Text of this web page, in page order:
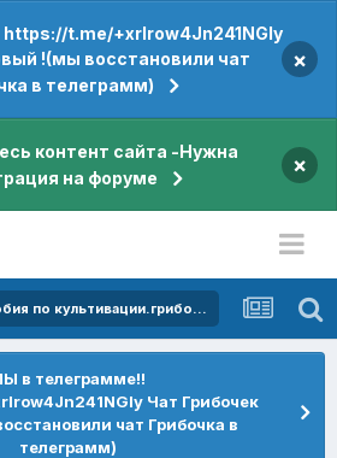
t.me/+xrIrow4Jn241NGIy
!(мы восстановили чат
в телеграмм)
×
контент сайта -Нужна
на форуме
×
FAQ Руководства и пособия по культивации.грибов,сборке парников,инкубаторов,главбоксов и много полезной информации внутри форума
в телеграмме!!
Чат Грибочек
чат Грибочка в
телеграмм)